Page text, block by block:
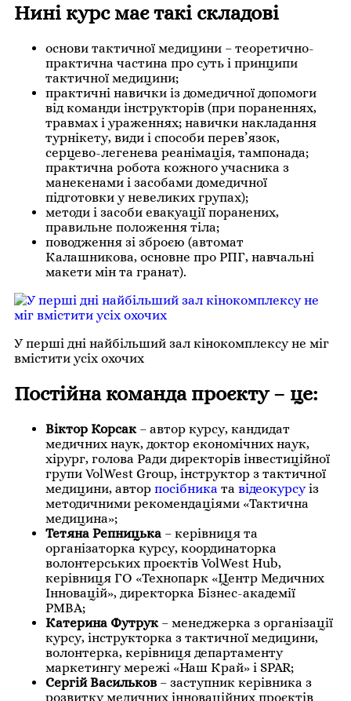
Нині курс має такі складові
основи тактичної медицини – теоретично-
практична частина про суть і принципи
тактичної медицини;
практичні навички із домедичної допомоги
від команди інструкторів (при пораненнях,
травмах і ураженнях; навички накладання
турнікету, види і способи перев’язок,
серцево-легенева реанімація, тампонада;
практична робота кожного учасника з
манекенами і засобами домедичної
підготовки у невеликих групах);
методи і засоби евакуації поранених,
правильне положення тіла;
поводження зі зброєю (автомат
Калашникова, основне про РПГ, навчальні
макети мін та гранат).
У перші дні найбільший зал кінокомплексу не міг
вмістити усіх охочих
Постійна команда проєкту – це:
Віктор Корсак– автор курсу, кандидат
медичних наук, доктор економічних наук,
хірург, голова Ради директорів інвестиційної
групи VolWest Grouр, інструктор з тактичної
медицини, автор посібника та відеокурсуіз
методичними рекомендаціями «Тактична
медицина»;
Тетяна Репницька – керівниця та
організаторка курсу, координаторка
волонтерських проєктів VolWest Hub,
керівниця ГО «Технопарк «Центр Медичних
Інновацій», директорка Бізнес-академії
РМВА;
Катерина Футрук– менеджерка з організації
курсу, інструкторка з тактичної медицини,
волонтерка, керівниця департаменту
маркетингу мережі «Наш Край» і SPAR;
Сергій Васильков – заступник керівника з
розвитку медичних інноваційних проєктів